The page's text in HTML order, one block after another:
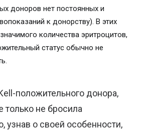
доноров нет постоянных и
к донорству). В этих
количества эритроцитов,
статус обычно не
положительного донора,
только не бросила
узнав о своей особенности,